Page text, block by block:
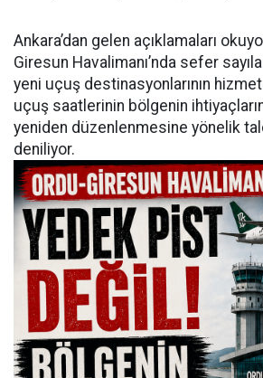
Ankara’dan gelen açıklamaları
Giresun Havalimanı’nda sefer
yeni uçuş destinasyonlarının
uçuş saatlerinin bölgenin
yeniden düzenlenmesine yönelik
deniliyor.